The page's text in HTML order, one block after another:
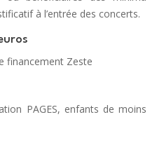
à l’entrée des concerts.
financement Zeste
PAGES, enfants de moins